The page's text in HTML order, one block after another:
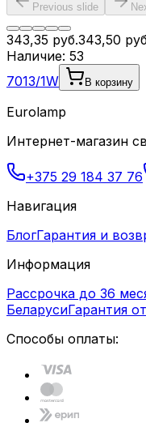
Previous slide
343,35 руб.343,50
Наличие: 53
7013/1W
В корзину
Eurolamp
Интернет-магазин
+375 29 184 37 76
Навигация
БлогГарантия и
Информация
Рассрочка до 36
БеларусиГарантия
Способы оплаты: